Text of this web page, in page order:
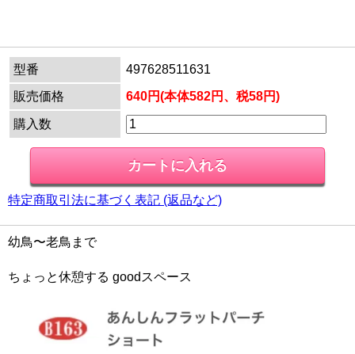
型番
497628511631
販売価格
640円(本体582円、税58円)
購入数
特定商取引法に基づく表記 (返品など)
幼鳥〜老鳥まで
ちょっと休憩する goodスペース